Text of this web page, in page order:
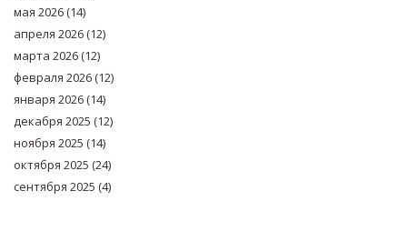
мая 2026(14)
апреля 2026(12)
марта 2026(12)
февраля 2026(12)
января 2026(14)
декабря 2025 (12)
ноября 2025 (14)
октября 2025 (24)
сентября 2025 (4)